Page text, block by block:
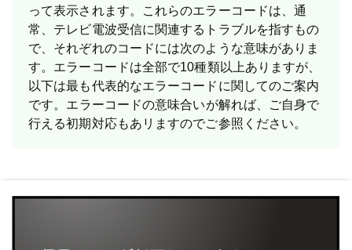
って表示されます。これらのエラーコードは、通
常、テレビ電波受信に関連するトラブルを指すもの
で、それぞれのコードには次のような意味がありま
す。エラーコードは全部で10種類以上ありますが、
以下は最も代表的なエラーコードに関してのご案内
です。 エラーコードの意味合いが解れば、ご自身で
行える初期対応もあリますのでご参照ください。